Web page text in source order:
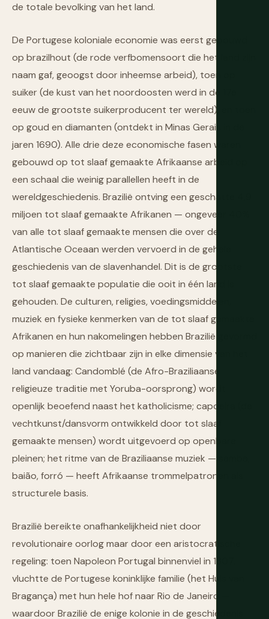
de totale bevolking van het land.
De Portugese koloniale economie was eerst gebouwd
op brazilhout (de rode verfbomensoort die het land zijn
naam gaf, geoogst door inheemse arbeid), toen op
suiker (de kust van het noordoosten werd in de 17e
eeuw de grootste suikerproducent ter wereld), en toen
op goud en diamanten (ontdekt in Minas Gerais in de
jaren 1690). Alle drie deze economische fasen waren
gebouwd op tot slaaf gemaakte Afrikaanse arbeid op
een schaal die weinig parallellen heeft in de
wereldgeschiedenis. Brazilië ontving een geschatte 4,9
miljoen tot slaaf gemaakte Afrikanen — ongeveer 40%
van alle tot slaaf gemaakte mensen die over de
Atlantische Oceaan werden vervoerd in de gehele
geschiedenis van de slavenhandel. Dit is de grootste
tot slaaf gemaakte populatie die ooit in één land is
gehouden. De culturen, religies, voedingsmiddelen,
muziek en fysieke kenmerken van de tot slaaf gemaakte
Afrikanen en hun nakomelingen hebben Brazilië gevormd
op manieren die zichtbaar zijn in elke dimensie van het
land vandaag: Candomblé (de Afro-Braziliaanse
religieuze traditie met Yoruba-oorsprong) wordt
openlijk beoefend naast het katholicisme; capoeira (de
vechtkunst/dansvorm ontwikkeld door tot slaaf
gemaakte mensen) wordt uitgevoerd op openbare
pleinen; het ritme van de Braziliaanse muziek — samba,
baião, forró — heeft Afrikaanse trommelpatronen als
structurele basis.
Brazilië bereikte onafhankelijkheid niet door
revolutionaire oorlog maar door een aristocratische
regeling: toen Napoleon Portugal binnenviel in 1807,
vluchtte de Portugese koninklijke familie (het Huis van
Bragança) met hun hele hof naar Rio de Janeiro —
waardoor Brazilië de enige kolonie in de geschiedenis